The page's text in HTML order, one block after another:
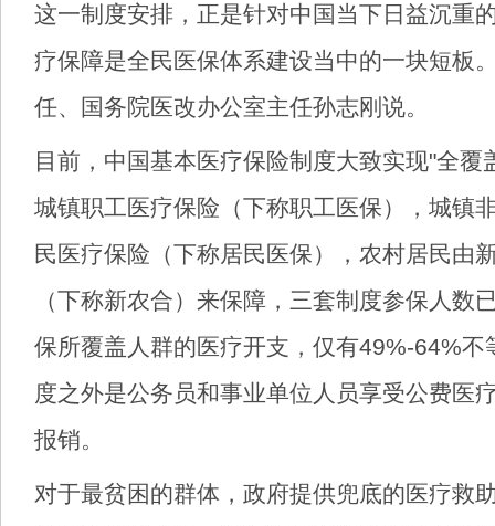
这一制度安排，正是针对中国当下日益沉重
疗保障是全民医保体系建设当中的一块短板
任、国务院医改办公室主任孙志刚说。
目前，中国基本医疗保险制度大致实现"全覆
城镇职工医疗保险（下称职工医保），城镇
民医疗保险（下称居民医保），农村居民由
（下称新农合）来保障，三套制度参保人数
保所覆盖人群的医疗开支，仅有49%-64%不
度之外是公务员和事业单位人员享受公费医
报销。
对于最贫困的群体，政府提供兜底的医疗救